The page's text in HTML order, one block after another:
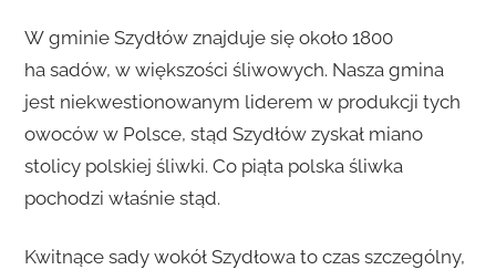
W gminie Szydłów znajduje się około 1800
ha sadów, w większości śliwowych. Nasza gmina
jest niekwestionowanym liderem w produkcji tych
owoców w Polsce, stąd Szydłów zyskał miano
stolicy polskiej śliwki. Co piąta polska śliwka
pochodzi właśnie stąd.
Kwitnące sady wokół Szydłowa to czas szczególny,